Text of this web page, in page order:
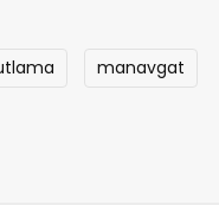
manavgat